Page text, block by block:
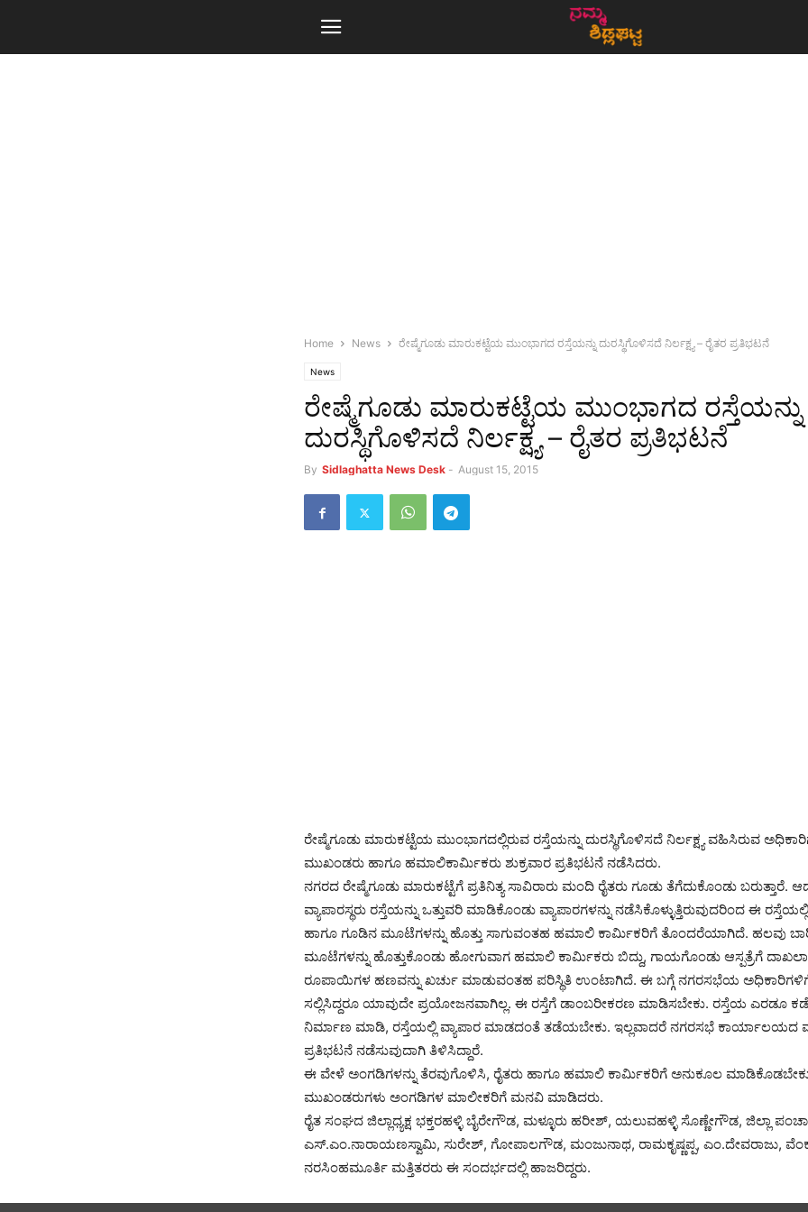
Home News ರೇಷ್ಮೆಗೂಡು ಮಾರುಕಟ್ಟೆಯ ಮುಂಭಾಗದ ರಸ್ತೆಯನ್ನು ದುರಸ್ಥಿಗೊಳಿಸದೆ ನಿರ್ಲಕ್ಷ್ಯ – ರೈತರ ಪ್ರತಿಭಟನೆ
News
ರೇಷ್ಮೆಗೂಡು ಮಾರುಕಟ್ಟೆಯ ಮುಂಭಾಗದ ರಸ್ತೆಯನ್ನು
ದುರಸ್ಥಿಗೊಳಿಸದೆ ನಿರ್ಲಕ್ಷ್ಯ – ರೈತರ ಪ್ರತಿಭಟನೆ
By Sidlaghatta News Desk - August 15, 2015
ರೇಷ್ಮೆಗೂಡು ಮಾರುಕಟ್ಟೆಯ ಮುಂಭಾಗದಲ್ಲಿರುವ ರಸ್ತೆಯನ್ನು ದುರಸ್ಥಿಗೊಳಿಸದೆ ನಿರ್ಲಕ್ಷ್ಯ ವಹಿಸಿರುವ
ಮುಖಂಡರು ಹಾಗೂ ಹಮಾಲಿಕಾರ್ಮಿಕರು ಶುಕ್ರವಾರ ಪ್ರತಿಭಟನೆ ನಡೆಸಿದರು.
ನಗರದ ರೇಷ್ಮೆಗೂಡು ಮಾರುಕಟ್ಟೆಗೆ ಪ್ರತಿನಿತ್ಯ ಸಾವಿರಾರು ಮಂದಿ ರೈತರು ಗೂಡು ತೆಗೆದುಕೊಂಡು
ವ್ಯಾಪಾರಸ್ಥರು ರಸ್ತೆಯನ್ನು ಒತ್ತುವರಿ ಮಾಡಿಕೊಂಡು ವ್ಯಾಪಾರಗಳನ್ನು ನಡೆಸಿಕೊಳ್ಳುತ್ತಿರುವುದರಿಂದ ಈ
ಹಾಗೂ ಗೂಡಿನ ಮೂಟೆಗಳನ್ನು ಹೊತ್ತು ಸಾಗುವಂತಹ ಹಮಾಲಿ ಕಾರ್ಮಿಕರಿಗೆ ತೊಂದರೆಯಾಗಿದೆ. ಹಲವು
ಮೂಟೆಗಳನ್ನು ಹೊತ್ತುಕೊಂಡು ಹೋಗುವಾಗ ಹಮಾಲಿ ಕಾರ್ಮಿಕರು ಬಿದ್ದು, ಗಾಯಗೊಂಡು ಆಸ್ಪತ್ರೆಗೆ
ರೂಪಾಯಿಗಳ ಹಣವನ್ನು ಖರ್ಚು ಮಾಡುವಂತಹ ಪರಿಸ್ಥಿತಿ ಉಂಟಾಗಿದೆ. ಈ ಬಗ್ಗೆ ನಗರಸಭೆಯ
ಸಲ್ಲಿಸಿದ್ದರೂ ಯಾವುದೇ ಪ್ರಯೋಜನವಾಗಿಲ್ಲ. ಈ ರಸ್ತೆಗೆ ಡಾಂಬರೀಕರಣ ಮಾಡಿಸಬೇಕು. ರಸ್ತೆಯ ಎರಡೂ
ನಿರ್ಮಾಣ ಮಾಡಿ, ರಸ್ತೆಯಲ್ಲಿ ವ್ಯಾಪಾರ ಮಾಡದಂತೆ ತಡೆಯಬೇಕು. ಇಲ್ಲವಾದರೆ ನಗರಸಭೆ ಕಾರ್ಯಾಲಯದ
ಪ್ರತಿಭಟನೆ ನಡೆಸುವುದಾಗಿ ತಿಳಿಸಿದ್ದಾರೆ.
ಈ ವೇಳೆ ಅಂಗಡಿಗಳನ್ನು ತೆರವುಗೊಳಿಸಿ, ರೈತರು ಹಾಗೂ ಹಮಾಲಿ ಕಾರ್ಮಿಕರಿಗೆ ಅನುಕೂಲ ಮಾಡಿಕೊಡಬೇಕು
ಮುಖಂಡರುಗಳು ಅಂಗಡಿಗಳ ಮಾಲೀಕರಿಗೆ ಮನವಿ ಮಾಡಿದರು.
ರೈತ ಸಂಘದ ಜಿಲ್ಲಾಧ್ಯಕ್ಷ ಭಕ್ತರಹಳ್ಳಿ ಬೈರೇಗೌಡ, ಮಳ್ಳೂರು ಹರೀಶ್, ಯಲುವಹಳ್ಳಿ ಸೊಣ್ಣೇಗೌಡ, ಜಿಲ್ಲಾ
ಎಸ್.ಎಂ.ನಾರಾಯಣಸ್ವಾಮಿ, ಸುರೇಶ್, ಗೋಪಾಲಗೌಡ, ಮಂಜುನಾಥ, ರಾಮಕೃಷ್ಣಪ್ಪ, ಎಂ.ದೇವರಾಜು,
ನರಸಿಂಹಮೂರ್ತಿ ಮತ್ತಿತರರು ಈ ಸಂದರ್ಭದಲ್ಲಿ ಹಾಜರಿದ್ದರು.